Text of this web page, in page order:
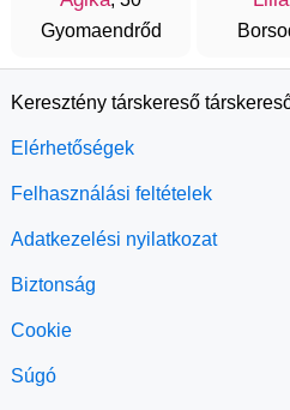
Gyomaendrőd
Keresztény társkereső
Elérhetőségek
Felhasználási feltételek
Adatkezelési nyilatkozat
Biztonság
Cookie
Súgó